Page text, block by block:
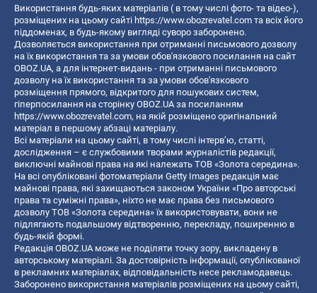
Використання будь-яких матеріалів ( в тому числі фото- та відео-),
розміщених на цьому сайті https://www.obozrevatel.com та всіх його
піддоменах, в будь-якому вигляді суворо заборонено.
Дозволяється використання при отриманні письмового дозволу
на їх використання та за умови обов'язкового посилання на сайт
OBOZ.UA, а для інтернет-видань - при отриманні письмового
дозволу на їх використання та за умови обов'язкового
розміщення прямого, відкритого для пошукових систем,
гіперпосилання на сторінку OBOZ.UA за посиланням
https://www.obozrevatel.com, на якій розміщено оригінальний
матеріал в першому абзаці матеріалу.
Всі матеріали на цьому сайті, в тому числі інтерв’ю, статті,
дослідження – є службовими творами журналістів редакції,
виключні майнові права на які належать ТОВ «Золота середина».
На всі опубліковані фотоматеріали Getty Images редакція має
майнові права, які захищаються законом України «Про авторські
права та суміжні права», ніхто не має права без письмового
дозволу ТОВ «Золота середина» їх використовувати, вони не
підлягають подальшому відтворенню, перекладу, поширенню в
будь-якій формі.
Редакція OBOZ.UA може не поділяти точку зору, викладену в
авторському матеріалі. За достовірність інформації, опублікованої
в рекламних матеріалах, відповідальність несе рекламодавець.
Заборонено використання матеріалів розміщених на цьому сайті,